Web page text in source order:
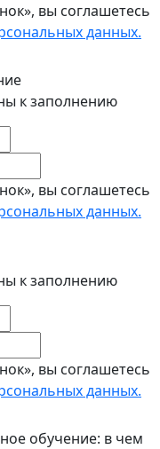
вы соглашетесь
данных.
к заполнению
вы соглашетесь
данных.
к заполнению
вы соглашетесь
данных.
обучение: в чем